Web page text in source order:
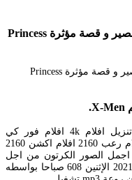
أفضل أنمي أكشن وإيتشي للكبار فيلم قصير و قصة مؤثرة Princess
. افلام 2160 مترجمة تنزيل افلام 4k افلام فور كي
مترجمة فيلم اكشن 2160 فيلم رعب 4k افلام رعب 2160 افلام اكشن 2160
اكشن اجمل الصور الكرتون من اجل
الاطفال حواء قريبة آخر تحديث ف20 ما يو 2021 الإثنين 608 صباحا بواسطه